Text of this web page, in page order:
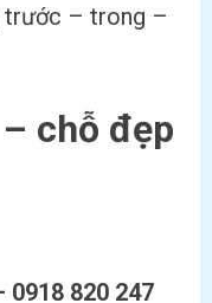
trước – trong –
chỗ đẹp
0918 820 247